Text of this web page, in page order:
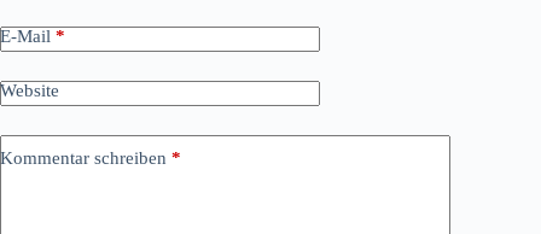
E-Mail *
Website
Kommentar schreiben *